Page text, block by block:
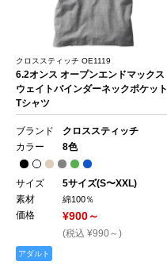
クロススティッチ OE1119
6.2オンス オープンエンドマックス
ウェイトバインダーネックポケット
Tシャツ
ブランド
クロススティッチ
カラー
8色
サイズ
5サイズ(S〜XXL)
素材
綿100％
価格 ¥900～
(税込 ¥990～)
アダルト